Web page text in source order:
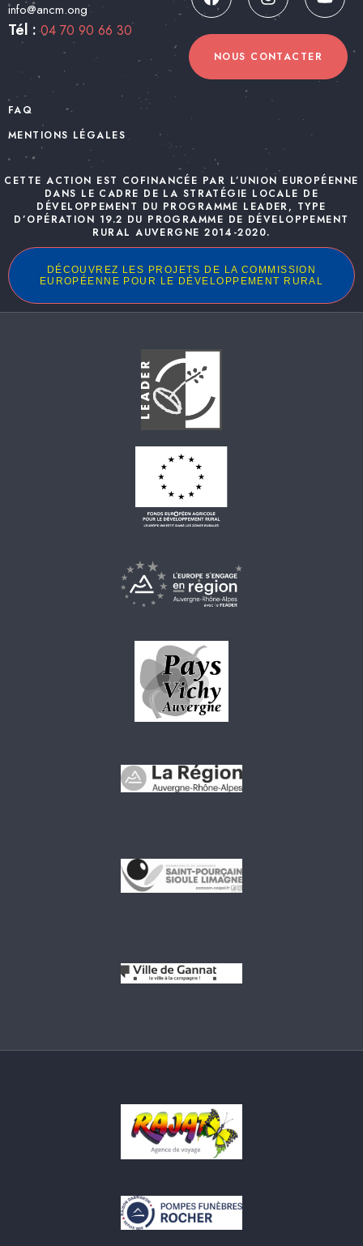
info@ancm.ong
Tél :04 70 90 66 30
NOUS CONTACTER
FAQ
MENTIONS LÉGALES
CETTE ACTION EST COFINANCÉE PAR L’UNION EUROPÉENNE
DANS LE CADRE DE LA STRATÉGIE LOCALE DE
DÉVELOPPEMENT DU PROGRAMME LEADER, TYPE
D’OPÉRATION 19.2 DU PROGRAMME DE DÉVELOPPEMENT
RURAL AUVERGNE 2014-2020.
DÉCOUVREZ LES PROJETS DE LA COMMISSION
EUROPÉENNE POUR LE DÉVELOPPEMENT RURAL